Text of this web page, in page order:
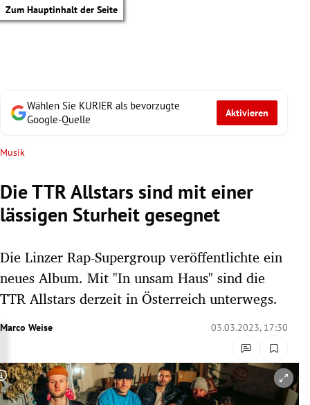
Zum Hauptinhalt der Seite
Untermenü
Untermenü
Untermenü
Wählen Sie KURIER als bevorzugte
Google-Quelle
Aktivieren
Musik
Die TTR Allstars sind mit einer
lässigen Sturheit gesegnet
Die Linzer Rap-Supergroup veröffentlichte ein
neues Album. Mit "In unsam Haus" sind die
TTR Allstars derzeit in Österreich unterwegs.
Marco Weise 03.03.2023, 17:30
Copyright-Hinweis öffnen/schließen